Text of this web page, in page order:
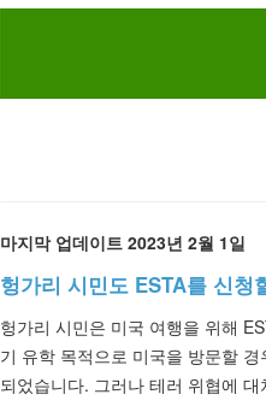
마지막 업데이트 2023년 2월 1일
헝가리 시민도 ESTA를 신청
헝가리 시민은 미국 여행을 위해
기 유학 목적으로 미국을 방문할
되었습니다. 그러나 테러 위협에